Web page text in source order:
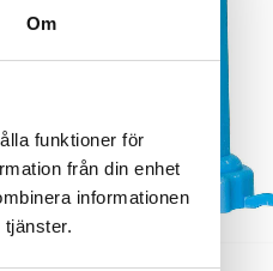
Om
funktioner för
från din enhet
informationen